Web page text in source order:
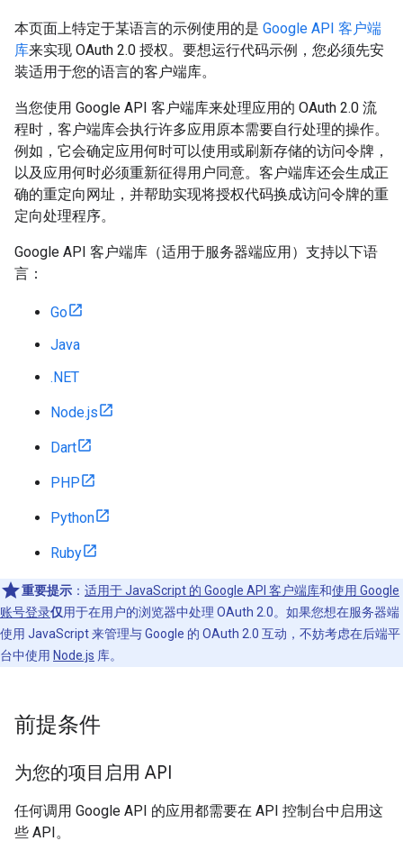
本页面上特定于某语言的示例使用的是 Google API 客户端
库来实现 OAuth 2.0 授权。要想运行代码示例，您必须先安
装适用于您的语言的客户端库。
当您使用 Google API 客户端库来处理应用的 OAuth 2.0 流
程时，客户端库会执行许多应用原本需要自行处理的操作。
例如，它会确定应用何时可以使用或刷新存储的访问令牌，
以及应用何时必须重新征得用户同意。客户端库还会生成正
确的重定向网址，并帮助实现将授权代码换成访问令牌的重
定向处理程序。
Google API 客户端库（适用于服务器端应用）支持以下语
言：
Go
Java
.NET
Node.js
Dart
PHP
Python
Ruby
重要提示 ： 适用于 JavaScript 的 Google API 客户端库和使用 Google
账号登录仅用于在用户的浏览器中处理 OAuth 2.0。如果您想在服务器端
使用 JavaScript 来管理与 Google 的 OAuth 2.0 互动，不妨考虑在后端平
台中使用 Node.js 库。
前提条件
为您的项目启用 API
任何调用 Google API 的应用都需要在 API 控制台中启用这
些 API。